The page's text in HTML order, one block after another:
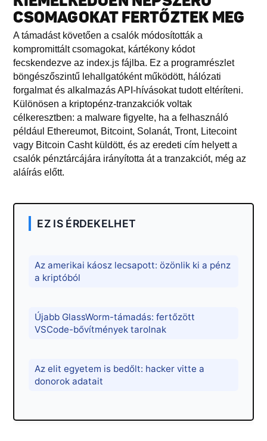
CSOMAGOKAT FERTŐZTEK MEG
A támadást követően a csalók módosították a
kompromittált csomagokat, kártékony kódot
fecskendezve az index.js fájlba. Ez a programrészlet
böngészőszintű lehallgatóként működött, hálózati
forgalmat és alkalmazás API-hívásokat tudott eltéríteni.
Különösen a kriptopénz-tranzakciók voltak
célkeresztben: a malware figyelte, ha a felhasználó
például Ethereumot, Bitcoint, Solanát, Tront, Litecoint
vagy Bitcoin Casht küldött, és az eredeti cím helyett a
csalók pénztárcájára irányította át a tranzakciót, még az
aláírás előtt.
EZ IS ÉRDEKELHET
Az amerikai káosz lecsapott: özönlik ki a pénz
a kriptóból
Újabb GlassWorm-támadás: fertőzött
VSCode-bővítmények tarolnak
Az elit egyetem is bedőlt: hacker vitte a
donorok adatait